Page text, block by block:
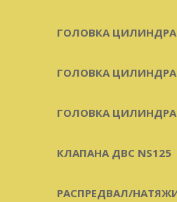
ГОЛОВКА ЦИЛИНДРА
ГОЛОВКА ЦИЛИНДРА
ГОЛОВКА ЦИЛИНДРА
КЛАПАНА ДВС NS125
РАСПРЕДВАЛ/